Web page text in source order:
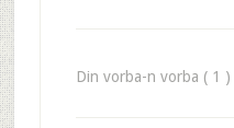
Din vorba-n vorba ( 1